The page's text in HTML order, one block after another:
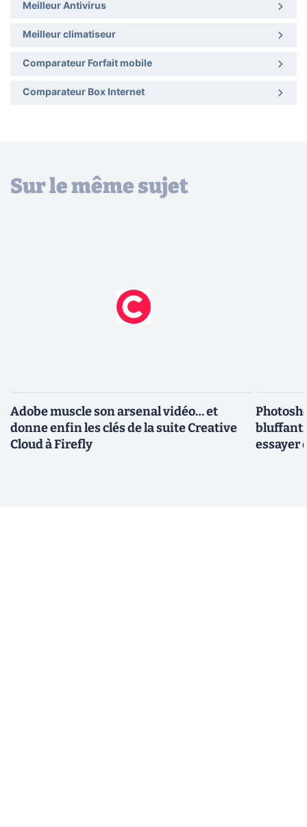
Meilleur Antivirus
Meilleur climatiseur
Comparateur Forfait mobile
Comparateur Box Internet
Sur le même sujet
Adobe muscle son arsenal vidéo… et
donne enfin les clés de la suite Creative
Cloud à Firefly
essayer